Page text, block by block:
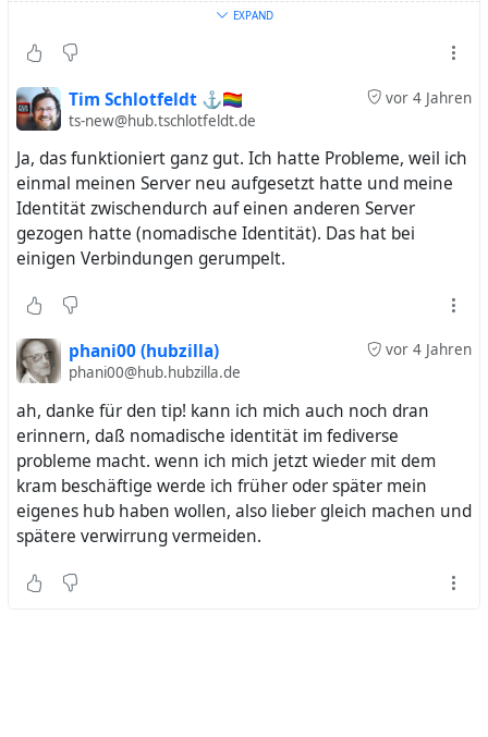
funktioniert das "von alleine," oder mußt du die
zurückzuverfolgen?
EXPAND
vor 4 Jahren
Tim Schlotfeldt ⚓🏳️‍🌈
ts-new@hub.tschlotfeldt.de
Ja, das funktioniert ganz gut. Ich hatte Probleme, weil ich
einmal meinen Server neu aufgesetzt hatte und meine
Identität zwischendurch auf einen anderen Server
gezogen hatte (nomadische Identität). Das hat bei
einigen Verbindungen gerumpelt.
vor 4 Jahren
phani00 (hubzilla)
phani00@hub.hubzilla.de
ah, danke für den tip! kann ich mich auch noch dran
erinnern, daß nomadische identität im fediverse
probleme macht. wenn ich mich jetzt wieder mit dem
kram beschäftige werde ich früher oder später mein
eigenes hub haben wollen, also lieber gleich machen und
spätere verwirrung vermeiden.